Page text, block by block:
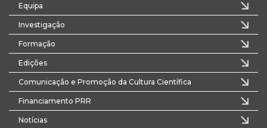
Equipa
Investigação
Formação
Edições
Comunicação e Promoção da Cultura Científica
Financiamento PRR
Notícias